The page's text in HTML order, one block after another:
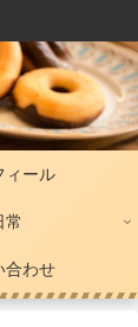
ィール
常
合わせ